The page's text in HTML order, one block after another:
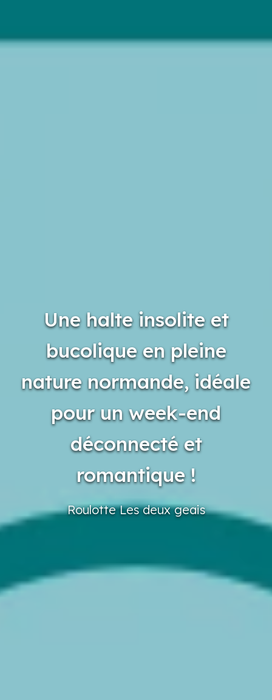
Une halte insolite et
bucolique en pleine
nature normande, idéale
pour un week-end
déconnecté et
romantique !
Roulotte Les deux geais